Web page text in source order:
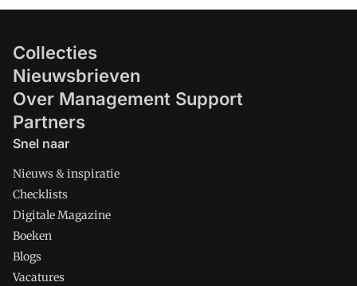
Collecties
Nieuwsbrieven
Over Management Support
Partners
Snel naar
Nieuws & inspiratie
Checklists
Digitale Magazine
Boeken
Blogs
Vacatures